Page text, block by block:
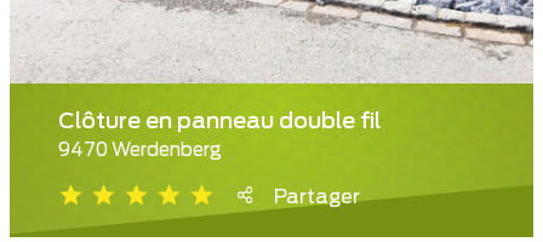
Clôture en panneau double fil
9470 Werdenberg
Partager